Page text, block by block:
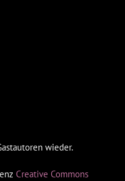
wieder.
Creative Commons